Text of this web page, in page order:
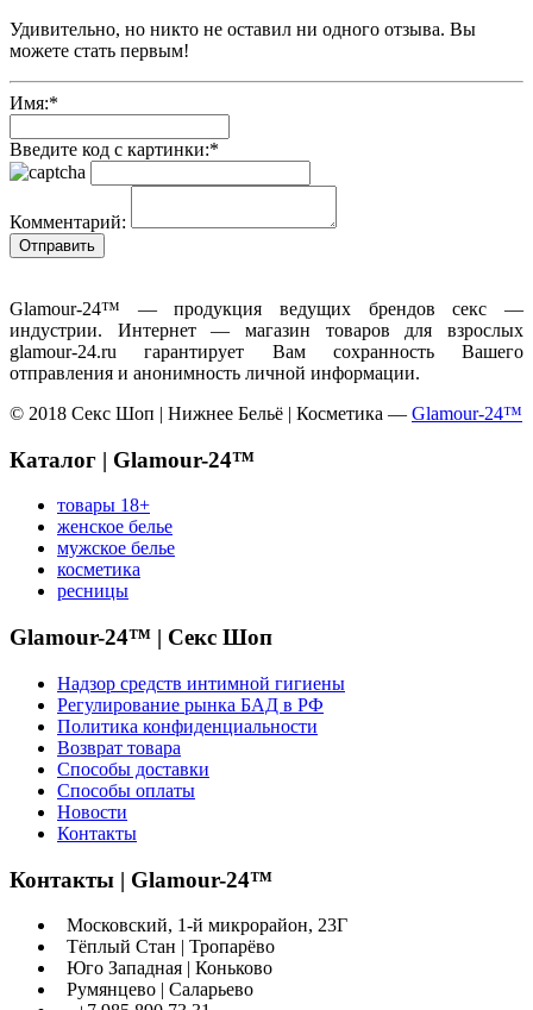
Удивительно, но никто не оставил ни одного отзыва. Вы
можете стать первым!
Имя:*
Введите код с картинки:*
Комментарий:
Glamour-24™ — продукция ведущих брендов секс —
индустрии. Интернет — магазин товаров для взрослых
glamour-24.ru гарантирует Вам сохранность Вашего
отправления и анонимность личной информации.
© 2018 Секс Шоп | Нижнее Бельё | Косметика — Glamour-24™
Каталог | Glamour-24™
товары 18+
женское белье
мужское белье
косметика
ресницы
Glamour-24™ | Секс Шоп
Надзор средств интимной гигиены
Регулирование рынка БАД в РФ
Политика конфиденциальности
Возврат товара
Способы доставки
Способы оплаты
Новости
Контакты
Контакты | Glamour-24™
Московский, 1-й микрорайон, 23Г
Тёплый Стан | Тропарёво
Юго Западная | Коньково
Румянцево | Саларьево